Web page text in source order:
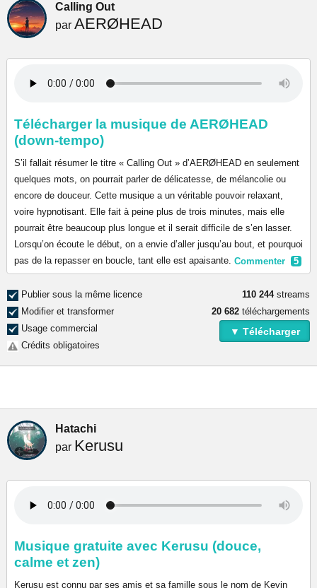
Calling Out
par AERØHEAD
Télécharger la musique de AERØHEAD
(down-tempo)
S’il fallait résumer le titre « Calling Out » d’AERØHEAD en seulement
quelques mots, on pourrait parler de délicatesse, de mélancolie ou
encore de douceur. Cette musique a un véritable pouvoir relaxant,
voire hypnotisant. Elle fait à peine plus de trois minutes, mais elle
pourrait être beaucoup plus longue et il serait difficile de s’en lasser.
Lorsqu’on écoute le début, on a envie d’aller jusqu’au bout, et pourquoi
pas de la repasser en boucle, tant elle est apaisante. Commenter 5
Publier sous la même licence
Modifier et transformer
Usage commercial
Crédits obligatoires
110 244streams
20 682 téléchargements
▼ Télécharger
Hatachi
par Kerusu
Musique gratuite avec Kerusu (douce,
calme et zen)
Kerusu est connu par ses amis et sa famille sous le nom de Kevin